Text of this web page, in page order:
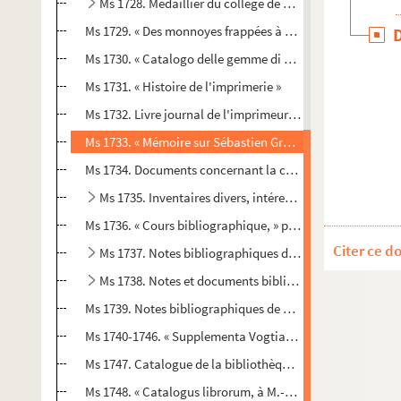
Ms 1729. « Des monnoyes frappées à Auxonne et des
Ms 1730. « Catalogo delle gemme di Sua Altezza il sig
Ms 1731. « Histoire de l'imprimerie »
Ms 1732. Livre journal de l'imprimeur Bogillot, de
Ms 1733. « Mémoire sur Sébastien Gryphe, imprimeur de
Ms 1734. Documents concernant la collection Ch.
Ms 1735. Inventaires divers, intéressant la Franche-
Ms 1736. « Cours bibliographique, » par François-Xavier
Ms 1737. Notes bibliographiques de F.-X. Laire
Ms 1738. Notes et documents bibliographiques
Ms 1739. Notes bibliographiques de Prosper Marchand
Ms 1740-1746. « Supplementa Vogtiana prima, sive
Ms 1747. Catalogue de la bibliothèque de Christine, reine
Ms 1748. « Catalogus librorum, à M.-J. Terrier »
Citer ce